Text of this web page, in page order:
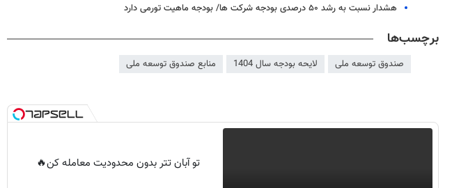
هشدار نسبت به رشد ۵۰ درصدی بودجه شرکت ها/ بودجه ماهیت تورمی دارد
برچسب‌ها
صندوق توسعه ملی لایحه بودجه سال 1404 منابع صندوق توسعه ملی
تو آبان تتر بدون محدودیت معامله کن🔥